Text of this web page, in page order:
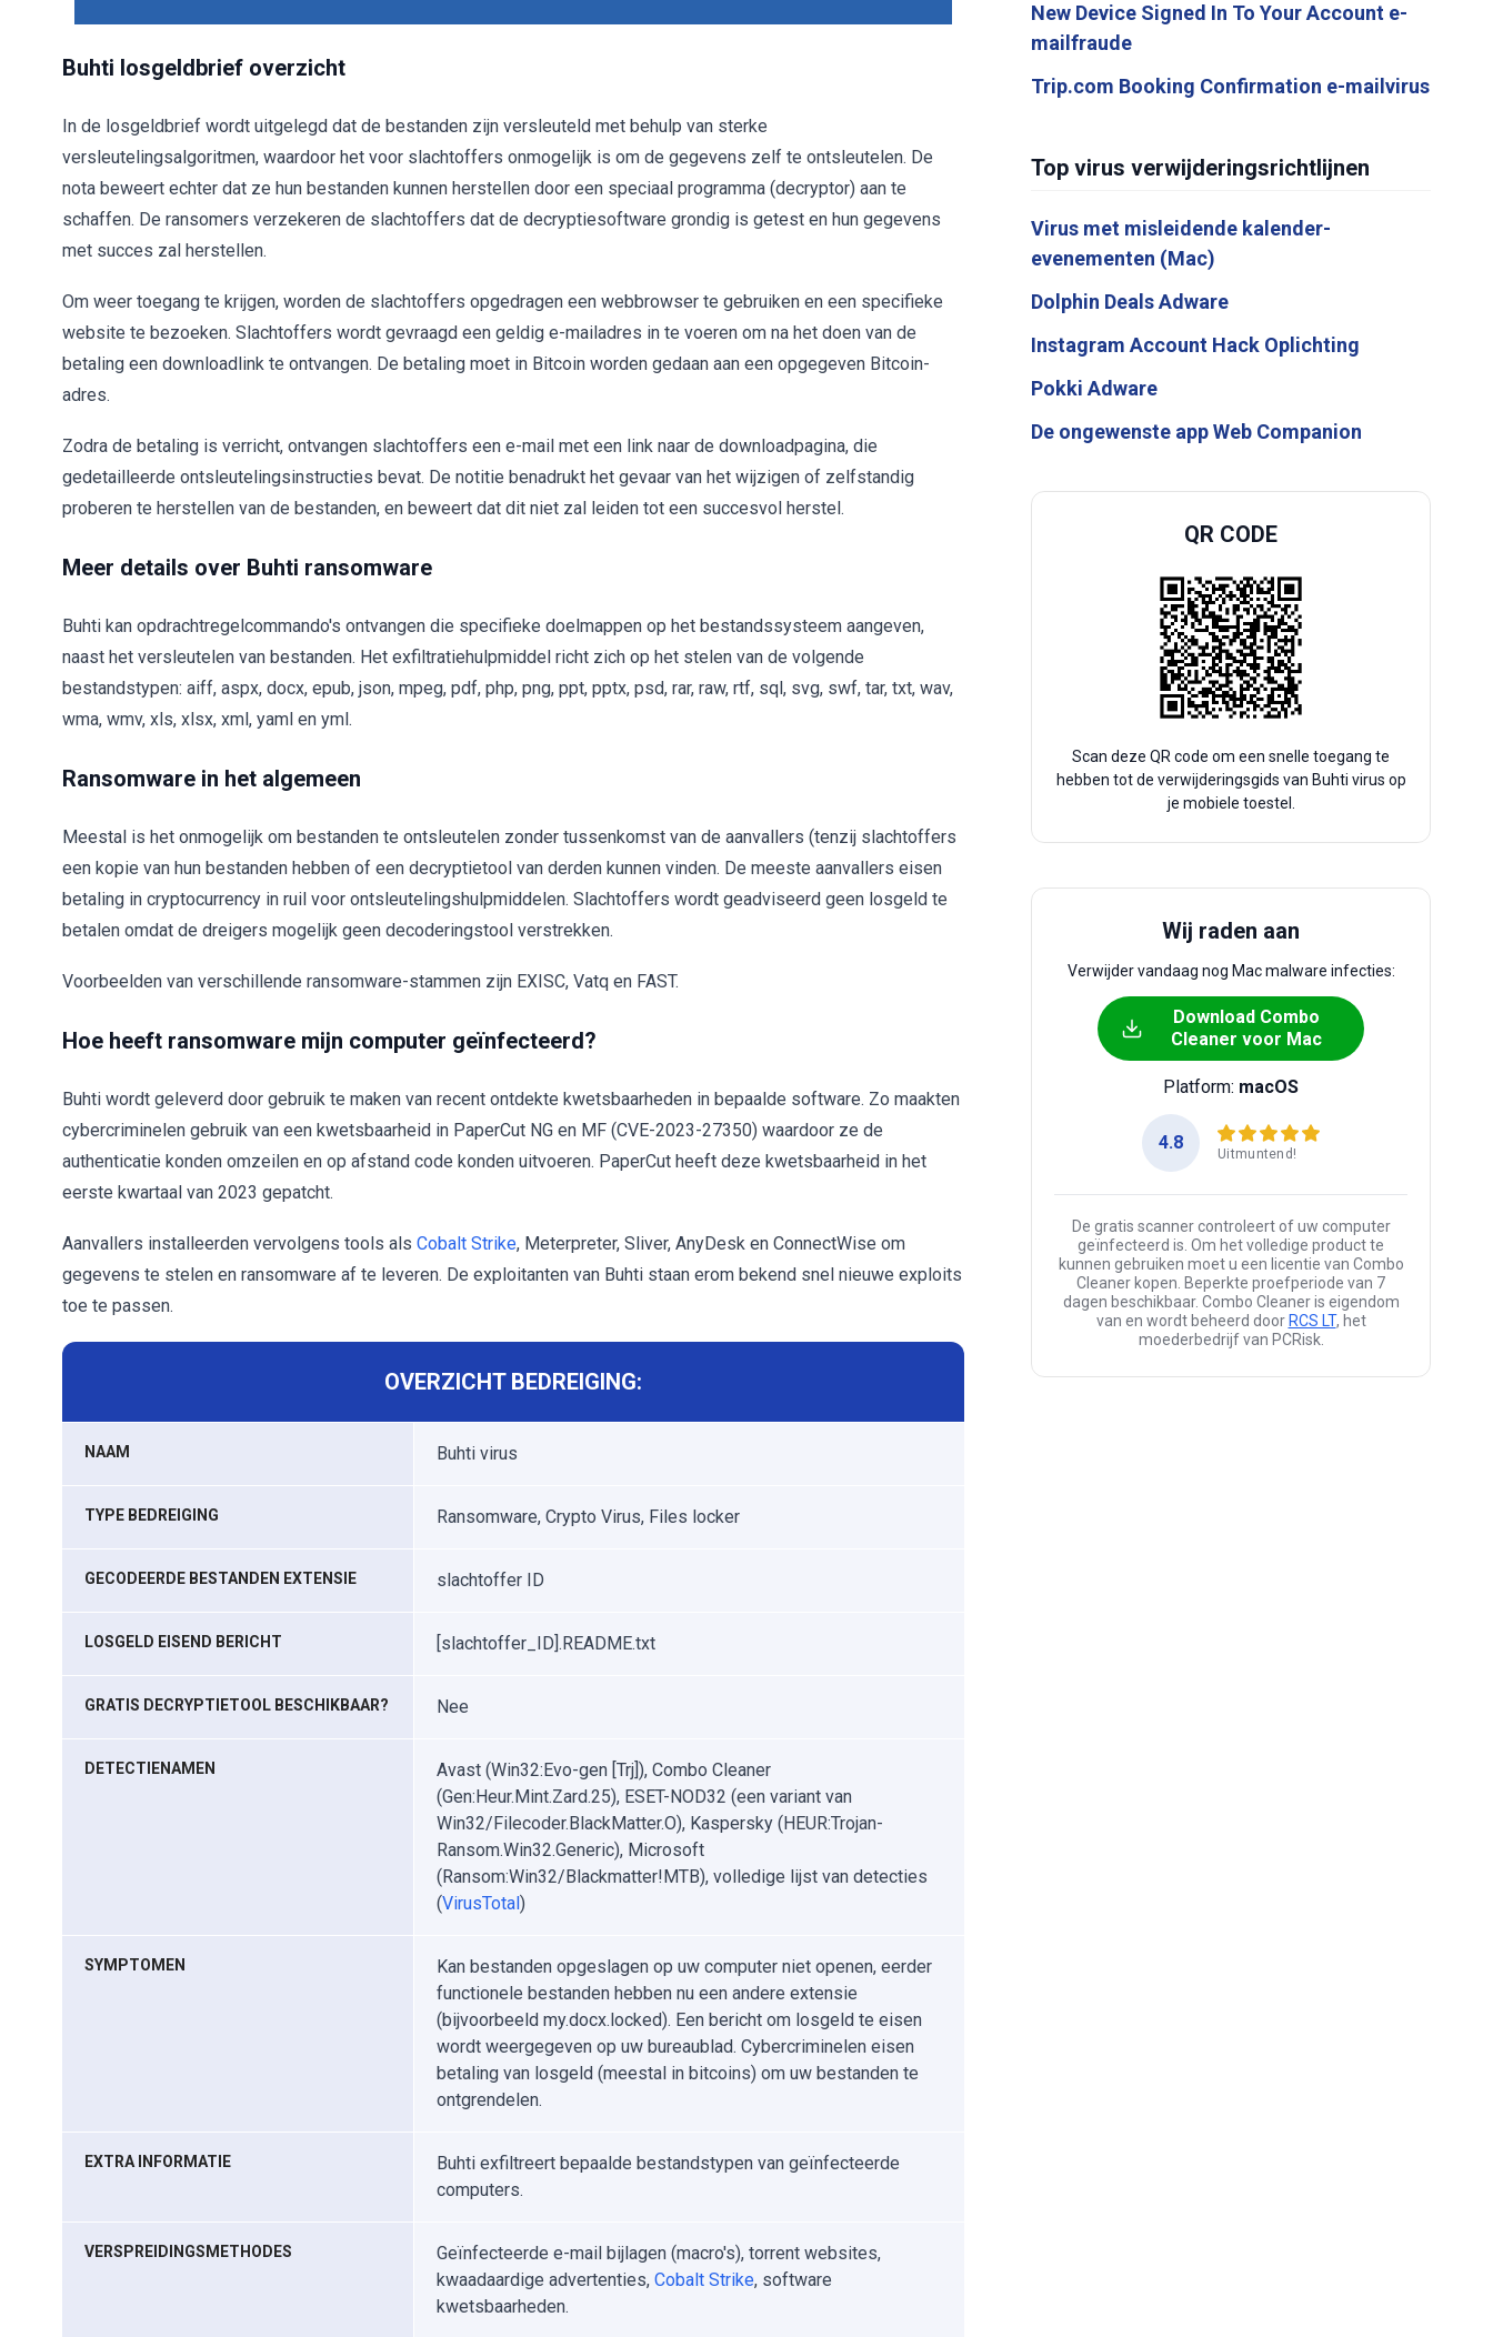
Buhti losgeldbrief overzicht
In de losgeldbrief wordt uitgelegd dat de bestanden zijn versleuteld met behulp van sterke
versleutelingsalgoritmen, waardoor het voor slachtoffers onmogelijk is om de gegevens zelf te ontsleutelen. De
nota beweert echter dat ze hun bestanden kunnen herstellen door een speciaal programma (decryptor) aan te
schaffen. De ransomers verzekeren de slachtoffers dat de decryptiesoftware grondig is getest en hun gegevens
met succes zal herstellen.
Om weer toegang te krijgen, worden de slachtoffers opgedragen een webbrowser te gebruiken en een specifieke
website te bezoeken. Slachtoffers wordt gevraagd een geldig e-mailadres in te voeren om na het doen van de
betaling een downloadlink te ontvangen. De betaling moet in Bitcoin worden gedaan aan een opgegeven Bitcoin-
adres.
Zodra de betaling is verricht, ontvangen slachtoffers een e-mail met een link naar de downloadpagina, die
gedetailleerde ontsleutelingsinstructies bevat. De notitie benadrukt het gevaar van het wijzigen of zelfstandig
proberen te herstellen van de bestanden, en beweert dat dit niet zal leiden tot een succesvol herstel.
Meer details over Buhti ransomware
Buhti kan opdrachtregelcommando's ontvangen die specifieke doelmappen op het bestandssysteem aangeven,
naast het versleutelen van bestanden. Het exfiltratiehulpmiddel richt zich op het stelen van de volgende
bestandstypen: aiff, aspx, docx, epub, json, mpeg, pdf, php, png, ppt, pptx, psd, rar, raw, rtf, sql, svg, swf, tar, txt, wav,
wma, wmv, xls, xlsx, xml, yaml en yml.
Ransomware in het algemeen
Meestal is het onmogelijk om bestanden te ontsleutelen zonder tussenkomst van de aanvallers (tenzij slachtoffers
een kopie van hun bestanden hebben of een decryptietool van derden kunnen vinden. De meeste aanvallers eisen
betaling in cryptocurrency in ruil voor ontsleutelingshulpmiddelen. Slachtoffers wordt geadviseerd geen losgeld te
betalen omdat de dreigers mogelijk geen decoderingstool verstrekken.
Voorbeelden van verschillende ransomware-stammen zijn EXISC, Vatq en FAST.
Hoe heeft ransomware mijn computer geïnfecteerd?
Buhti wordt geleverd door gebruik te maken van recent ontdekte kwetsbaarheden in bepaalde software. Zo maakten
cybercriminelen gebruik van een kwetsbaarheid in PaperCut NG en MF (CVE-2023-27350) waardoor ze de
authenticatie konden omzeilen en op afstand code konden uitvoeren. PaperCut heeft deze kwetsbaarheid in het
eerste kwartaal van 2023 gepatcht.
Aanvallers installeerden vervolgens tools als Cobalt Strike, Meterpreter, Sliver, AnyDesk en ConnectWise om
gegevens te stelen en ransomware af te leveren. De exploitanten van Buhti staan erom bekend snel nieuwe exploits
toe te passen.
OVERZICHT BEDREIGING:
NAAM Buhti virus
TYPE BEDREIGING Ransomware, Crypto Virus, Files locker
GECODEERDE BESTANDEN EXTENSIE slachtoffer ID
LOSGELD EISEND BERICHT [slachtoffer_ID].README.txt
GRATIS DECRYPTIETOOL BESCHIKBAAR? Nee
DETECTIENAMEN
Avast (Win32:Evo-gen [Trj]), Combo Cleaner
(Gen:Heur.Mint.Zard.25), ESET-NOD32 (een variant van
Win32/Filecoder.BlackMatter.O), Kaspersky (HEUR:Trojan-
Ransom.Win32.Generic), Microsoft
(Ransom:Win32/Blackmatter!MTB), volledige lijst van detecties
(VirusTotal)
SYMPTOMEN
Kan bestanden opgeslagen op uw computer niet openen, eerder
functionele bestanden hebben nu een andere extensie
(bijvoorbeeld my.docx.locked). Een bericht om losgeld te eisen
wordt weergegeven op uw bureaublad. Cybercriminelen eisen
betaling van losgeld (meestal in bitcoins) om uw bestanden te
ontgrendelen.
EXTRA INFORMATIE
Buhti exfiltreert bepaalde bestandstypen van geïnfecteerde
computers.
VERSPREIDINGSMETHODES
Geïnfecteerde e-mail bijlagen (macro's), torrent websites,
kwaadaardige advertenties, Cobalt Strike, software
kwetsbaarheden.
New Device Signed In To Your Account e-
mailfraude
Trip.com Booking Confirmation e-mailvirus
Top virus verwijderingsrichtlijnen
Virus met misleidende kalender-
evenementen (Mac)
Dolphin Deals Adware
Instagram Account Hack Oplichting
Pokki Adware
De ongewenste app Web Companion
QR CODE
Scan deze QR code om een snelle toegang te
hebben tot de verwijderingsgids van Buhti virus op
je mobiele toestel.
Wij raden aan
Verwijder vandaag nog Mac malware infecties:
Download Combo
Cleaner voor Mac
Platform: macOS
4.8
Uitmuntend!
De gratis scanner controleert of uw computer
geïnfecteerd is. Om het volledige product te
kunnen gebruiken moet u een licentie van Combo
Cleaner kopen. Beperkte proefperiode van 7
dagen beschikbaar. Combo Cleaner is eigendom
van en wordt beheerd door RCS LT, het
moederbedrijf van PCRisk.